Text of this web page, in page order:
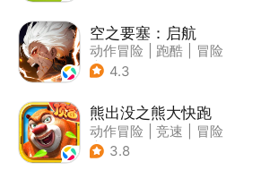
空之要塞：启航
动作冒险 跑酷
冒险
| 剧情
4.3
熊出没之熊大快跑
动作冒险 竞速
冒险
| 熊出没
3.8